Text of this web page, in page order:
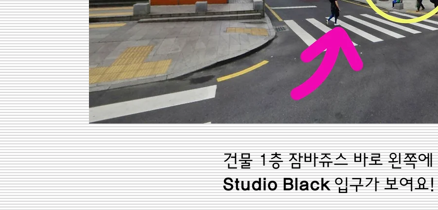
건물 1층 잠바쥬스 바로 왼쪽에
Studio Black입구가 보여요!